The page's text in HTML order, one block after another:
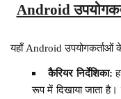
Android
यहाँ Android उपयोगकर्ताओं
कैरियर निर्देशिका:
रूप में दिखाया जाता